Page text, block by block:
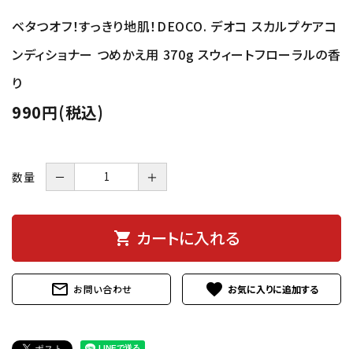
ベタつオフ！すっきり地肌！DEOCO. デオコ スカルプケアコ
ンディショナー つめかえ用 370g スウィートフローラルの香
り
990円(税込)
数量 － ＋
shopping_cart カートに入れる
mail_outline お問い合わせ favorite